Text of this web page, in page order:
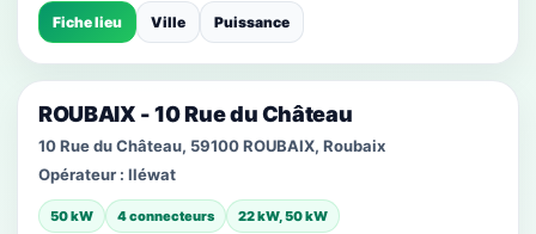
Fiche lieu Ville Puissance
ROUBAIX - 10 Rue du Château
10 Rue du Château, 59100 ROUBAIX, Roubaix
Opérateur : Iléwat
50 kW 4 connecteurs 22 kW, 50 kW